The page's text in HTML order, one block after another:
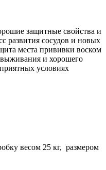
защитные свойства и
развития сосудов и новых
места прививки воском
и хорошего
условиях
весом 25 кг, размером